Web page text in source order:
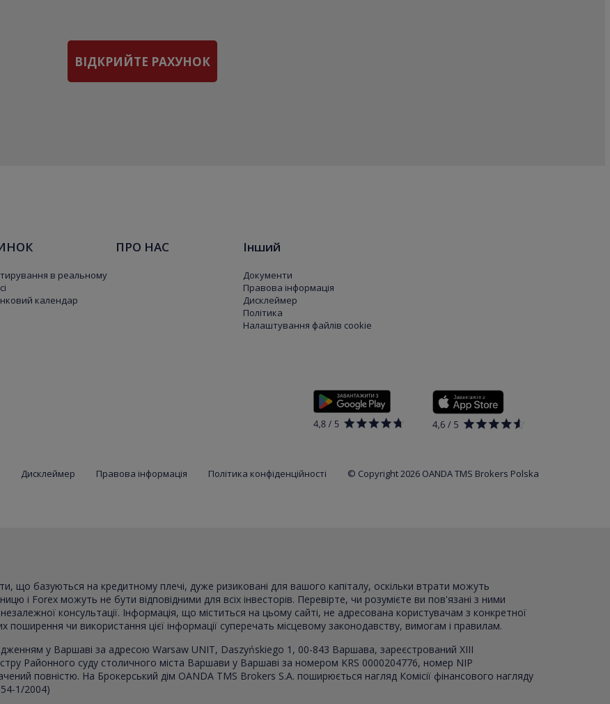
ВІДКРИЙТЕ РАХУНОК
в реальному
календар
ПРО НАС Інший
Документи
Правова інформація
Дисклеймер
Політика
Налаштування файлів cookie
Дисклеймер Правова інформація Політика конфіденційності © Copyright 2026 OANDA TMS Brokers Polska
що базуються на кредитному плечі, дуже ризиковані для вашого капіталу, оскільки втрати можуть
і Forex можуть не бути відповідними для всіх інвесторів. Перевірте, чи розумієте ви пов'язані з ними
консультації. Інформація, що міститься на цьому сайті, не адресована користувачам з конкретної
поширення чи використання цієї інформації суперечать місцевому законодавству, вимогам і правилам.
у Варшаві за адресою Warsaw UNIT, Daszyńskiego 1, 00-843 Варшава, зареєстрований XIII
Районного суду столичного міста Варшави у Варшаві за номером KRS 0000204776, номер NIP
повністю. На Брокерський дім OANDA TMS Brokers S.A. поширюється нагляд Комісії фінансового нагляду
54-1/2004)